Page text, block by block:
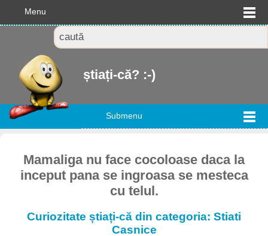
Menu
știați-că? :-)
Submenu
Mamaliga nu face cocoloase daca la
inceput pana se ingroasa se mesteca
cu telul.
Curiozitate știați-că din categoria: Stiati
Casnice